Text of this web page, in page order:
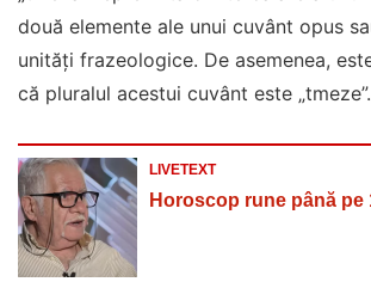
două elemente ale unui cuvânt opus
unități frazeologice. De asemenea,
că pluralul acestui cuvânt este „tmeze”.
LIVETEXT
Horoscop rune până pe